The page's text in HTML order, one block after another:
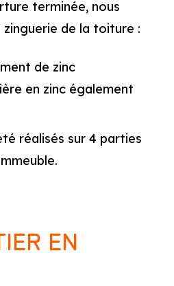
terminée, nous
de la toiture :
de zinc
en zinc également
réalisés sur 4 parties
EN